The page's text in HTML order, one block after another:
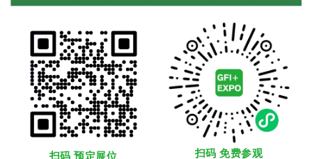
扫码 预定展位 扫码 免费参观